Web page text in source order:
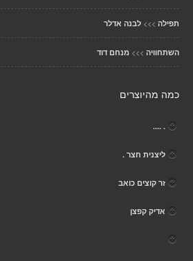
תפילה >>> לבנה אדלר
השתחוויה >>> מנחם דוד
כמה מהיוצרים
. ....
ליצנית חצר .
זר קוצים כואב
אדיק קפצן